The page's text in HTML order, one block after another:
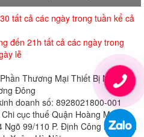
tất cả các ngày trong tuần kể cả
đến 21h tất cả các ngày trong
lễ
Thương Mại Thiết Bị Nội Thất
Đông
doanh số: 8928021800-001
cục thuế Quận Hoàng Mai
Ngõ 99/110 P. Định Công Hạ, Định